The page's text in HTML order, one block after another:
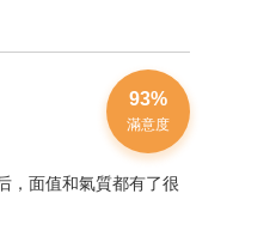
93%
滿意度
，面值和氣質都有了很